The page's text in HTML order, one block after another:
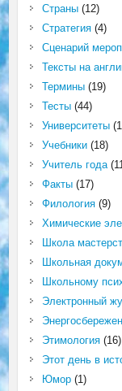
Страны(12)
Стратегия(4)
Сценарий
Тексты на
Термины(19)
Тесты(44)
Университеты
Учебники(18)
Учитель года
Факты(17)
Филология(9)
Химические
Школа
Школьная
Школьному
Электронный
Этимология(16)
Этот день в
Юмор(1)